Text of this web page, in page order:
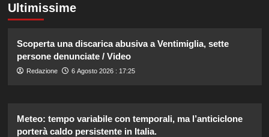
Ultimissime
Scoperta una discarica abusiva a Ventimiglia, sette
persone denunciate / Video
Redazione 6 Agosto 2026 : 17:25
Meteo: tempo variabile con temporali, ma l’anticiclone
porterà caldo persistente in Italia.